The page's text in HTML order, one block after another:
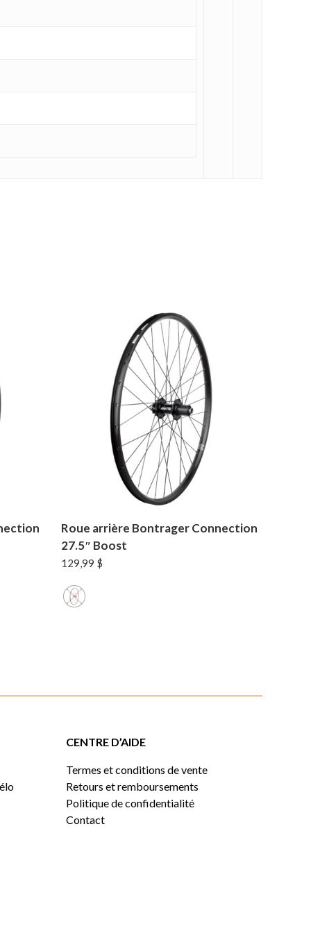
Roue arrière Bontrager Connection
27.5″ Boost
129,99 $
CENTRE D’AIDE
Termes et conditions de vente
Retours et remboursements
Politique de confidentialité
Contact